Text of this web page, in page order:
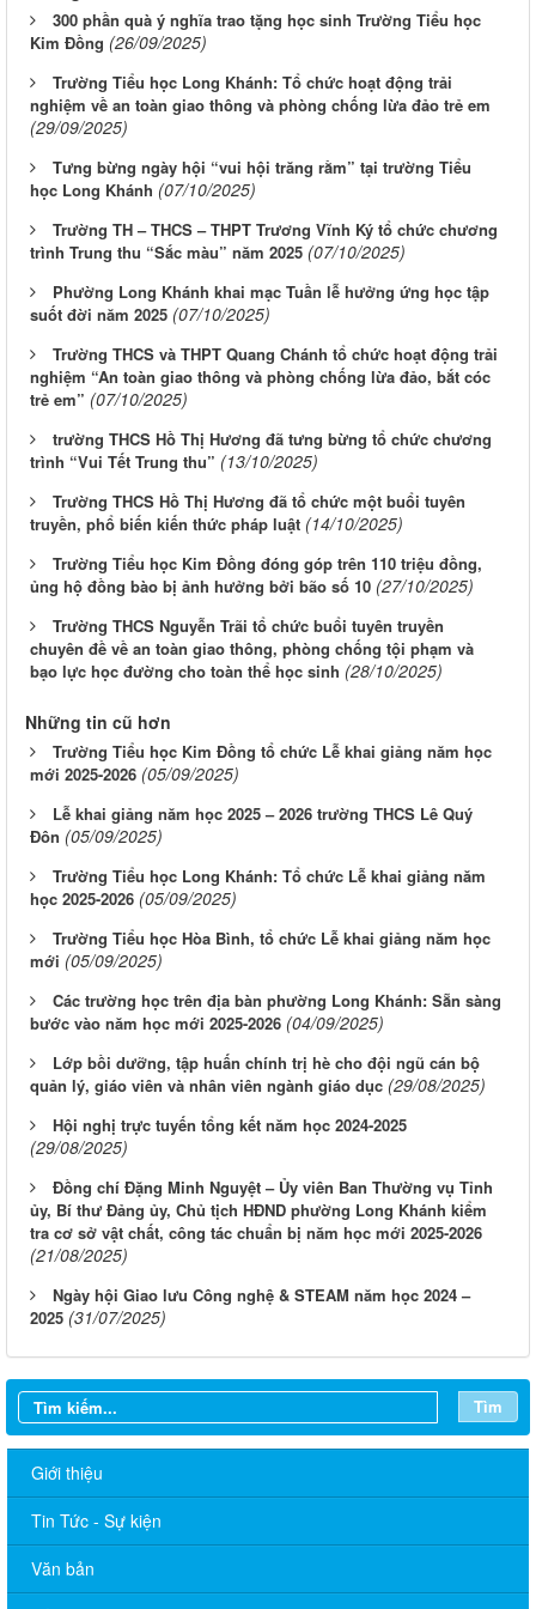
300 phần quà ý nghĩa trao tặng học sinh Trường Tiểu học
Kim Đồng (26/09/2025)
Trường Tiểu học Long Khánh: Tổ chức hoạt động trải
nghiệm về an toàn giao thông và phòng chống lừa đảo trẻ em
(29/09/2025)
Tưng bừng ngày hội “vui hội trăng rằm” tại trường Tiểu
học Long Khánh (07/10/2025)
Trường TH – THCS – THPT Trương Vĩnh Ký tổ chức chương
trình Trung thu “Sắc màu” năm 2025 (07/10/2025)
Phường Long Khánh khai mạc Tuần lễ hưởng ứng học tập
suốt đời năm 2025 (07/10/2025)
Trường THCS và THPT Quang Chánh tổ chức hoạt động trải
nghiệm “An toàn giao thông và phòng chống lừa đảo, bắt cóc
trẻ em” (07/10/2025)
trường THCS Hồ Thị Hương đã tưng bừng tổ chức chương
trình “Vui Tết Trung thu” (13/10/2025)
Trường THCS Hồ Thị Hương đã tổ chức một buổi tuyên
truyền, phổ biến kiến thức pháp luật (14/10/2025)
Trường Tiểu học Kim Đồng đóng góp trên 110 triệu đồng,
ủng hộ đồng bào bị ảnh hưởng bởi bão số 10 (27/10/2025)
Trường THCS Nguyễn Trãi tổ chức buổi tuyên truyền
chuyên đề về an toàn giao thông, phòng chống tội phạm và
bạo lực học đường cho toàn thể học sinh (28/10/2025)
Những tin cũ hơn
Trường Tiểu học Kim Đồng tổ chức Lễ khai giảng năm học
mới 2025-2026 (05/09/2025)
Lễ khai giảng năm học 2025 – 2026 trường THCS Lê Quý
Đôn (05/09/2025)
Trường Tiểu học Long Khánh: Tổ chức Lễ khai giảng năm
học 2025-2026 (05/09/2025)
Trường Tiểu học Hòa Bình, tổ chức Lễ khai giảng năm học
mới (05/09/2025)
Các trường học trên địa bàn phường Long Khánh: Sẵn sàng
bước vào năm học mới 2025-2026 (04/09/2025)
Lớp bồi dưỡng, tập huấn chính trị hè cho đội ngũ cán bộ
quản lý, giáo viên và nhân viên ngành giáo dục (29/08/2025)
Hội nghị trực tuyến tổng kết năm học 2024-2025
(29/08/2025)
Đồng chí Đặng Minh Nguyệt – Ủy viên Ban Thường vụ Tỉnh
ủy, Bí thư Đảng ủy, Chủ tịch HĐND phường Long Khánh kiểm
tra cơ sở vật chất, công tác chuẩn bị năm học mới 2025-2026
(21/08/2025)
Ngày hội Giao lưu Công nghệ & STEAM năm học 2024 –
2025 (31/07/2025)
Tìm
Giới thiệu
Tin Tức - Sự kiện
Văn bản